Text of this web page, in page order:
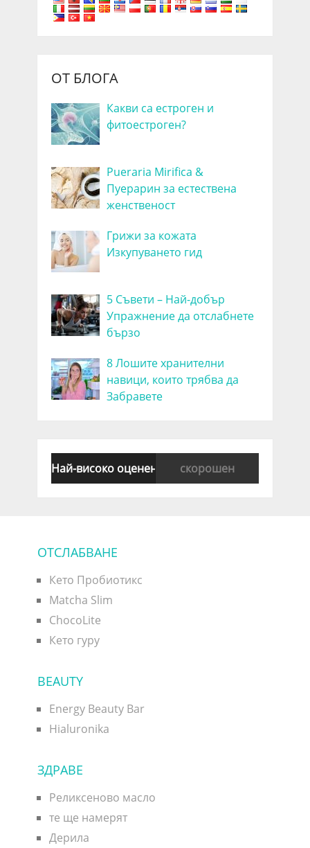
ОТ БЛОГА
Какви са естроген и
фитоестроген?
Pueraria Mirifica &
Пуерарин за естествена
женственост
Грижи за кожата
Изкупуването гид
5 Съвети – Най-добър
Упражнение да отслабнете
бързо
8 Лошите хранителни
навици, които трябва да
Забравете
Най-високо оценен скорошен
ОТСЛАБВАНЕ
Кето Пробиотикс
Matcha Slim
ChocoLite
Кето гуру
BEAUTY
Energy Beauty Bar
Hialuronika
ЗДРАВЕ
Реликсеново масло
те ще намерят
Дерила